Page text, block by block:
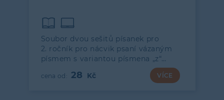
Soubor dvou sešitů písanek pro
2. ročník pro nácvik psaní vázaným
písmem s variantou písmena „z“…
28 VÍCE